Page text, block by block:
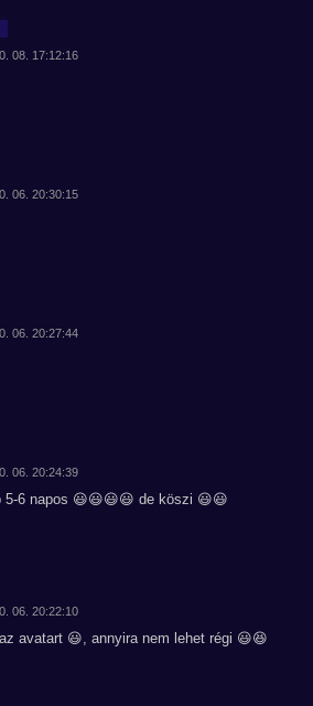
08. 17:12:16
06. 20:30:15
06. 20:27:44
06. 20:24:39
6 napos 😃😃😃😃 de köszi 😃😃
06. 20:22:10
avatart 😃, annyira nem lehet régi 😃😆